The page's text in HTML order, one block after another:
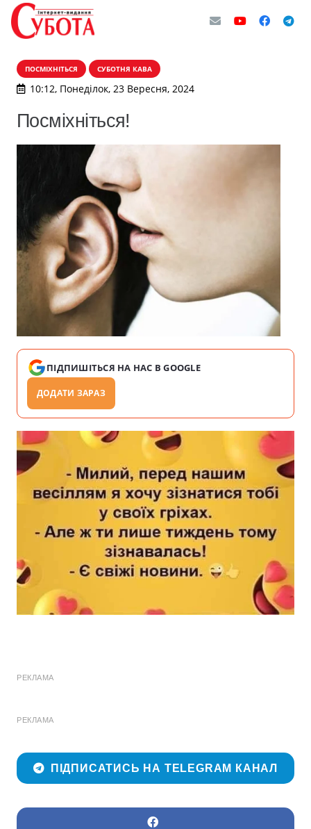
ПОСМІХНІТЬСЯ СУБОТНЯ КАВА
10:12, Понеділок, 23 Вересня, 2024
Посміхніться!
ПІДПИШІТЬСЯ НА НАС В GOOGLE
ДОДАТИ ЗАРАЗ
РЕКЛАМА
РЕКЛАМА
ПІДПИСАТИСЬ НА TELEGRAM КАНАЛ